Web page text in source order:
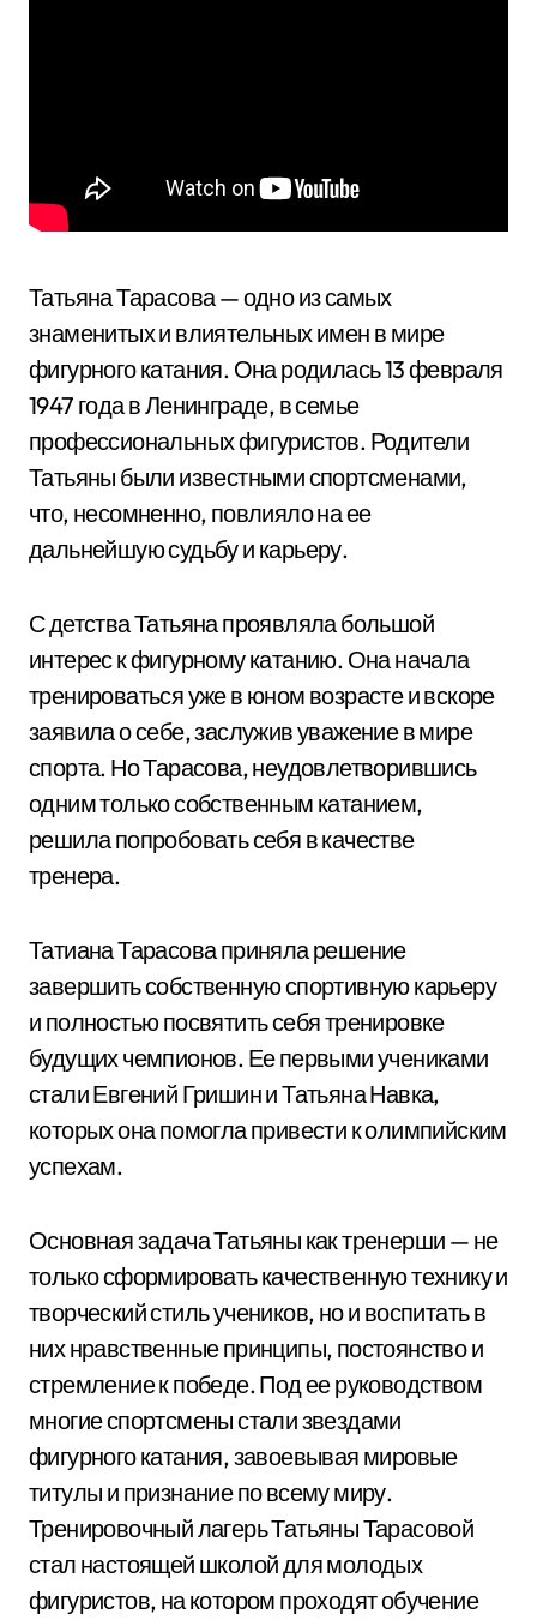
Татьяна Тарасова — одно из самых
знаменитых и влиятельных имен в мире
фигурного катания. Она родилась 13 февраля
1947 года в Ленинграде, в семье
профессиональных фигуристов. Родители
Татьяны были известными спортсменами,
что, несомненно, повлияло на ее
дальнейшую судьбу и карьеру.
С детства Татьяна проявляла большой
интерес к фигурному катанию. Она начала
тренироваться уже в юном возрасте и вскоре
заявила о себе, заслужив уважение в мире
спорта. Но Тарасова, неудовлетворившись
одним только собственным катанием,
решила попробовать себя в качестве
тренера.
Татиана Тарасова приняла решение
завершить собственную спортивную карьеру
и полностью посвятить себя тренировке
будущих чемпионов. Ее первыми учениками
стали Евгений Гришин и Татьяна Навка,
которых она помогла привести к олимпийским
успехам.
Основная задача Татьяны как тренерши — не
только сформировать качественную технику и
творческий стиль учеников, но и воспитать в
них нравственные принципы, постоянство и
стремление к победе. Под ее руководством
многие спортсмены стали звездами
фигурного катания, завоевывая мировые
титулы и признание по всему миру.
Тренировочный лагерь Татьяны Тарасовой
стал настоящей школой для молодых
фигуристов, на котором проходят обучение